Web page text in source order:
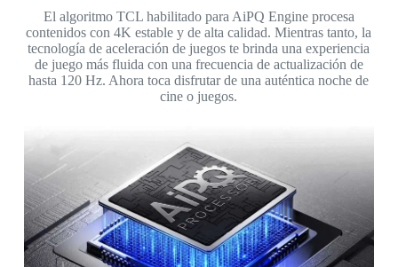
El algoritmo TCL habilitado para AiPQ Engine procesa
contenidos con 4K estable y de alta calidad. Mientras tanto, la
tecnología de aceleración de juegos te brinda una experiencia
de juego más fluida con una frecuencia de actualización de
hasta 120 Hz. Ahora toca disfrutar de una auténtica noche de
cine o juegos.